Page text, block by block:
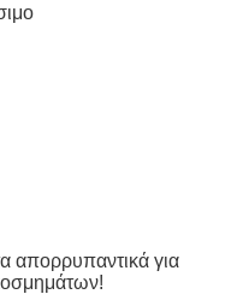
απορρυπαντικά για